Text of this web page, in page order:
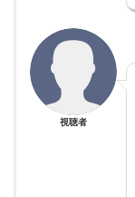
視聴者